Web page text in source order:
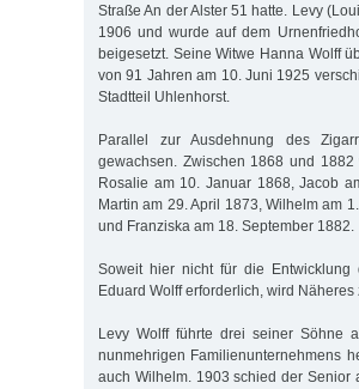
Straße An der Alster 51 hatte. Levy
1906 und wurde auf dem
beigesetzt. Seine Witwe Hanna Wolff
von 91 Jahren am 10. Juni 1925
Stadtteil Uhlenhorst.
Parallel zur Ausdehnung des
gewachsen. Zwischen 1868 und
Rosalie am 10. Januar 1868, Jacob
Martin am 29. April 1873, Wilhelm am
und Franziska am 18. September 1882.
Soweit hier nicht für die Entwicklung
Eduard Wolff erforderlich, wird
Levy Wolff führte drei seiner Söhne
nunmehrigen Familienunternehmens
auch Wilhelm. 1903 schied der